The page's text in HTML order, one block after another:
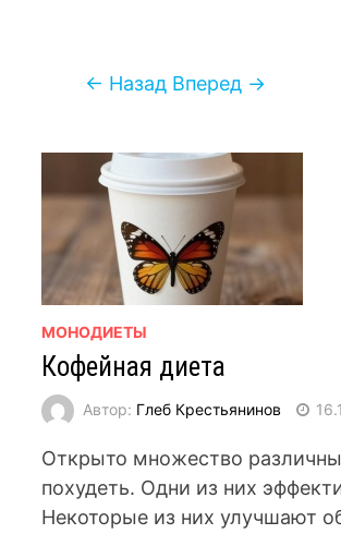
← Назад Вперед →
МОНОДИЕТЫ
Кофейная диета
Автор: Глеб Крестьянинов
Открыто множество
похудеть. Одни из них
Некоторые из них улучшают